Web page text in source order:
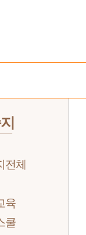
전체
육
쿨